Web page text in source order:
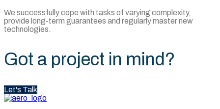
We successfully cope with tasks of varying complexity,
provide long-term guarantees and regularly master new
technologies.
Got a project in mind?
Let's Talk